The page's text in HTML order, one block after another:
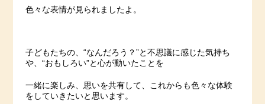
色々な表情が見られましたよ。
子どもたちの、“なんだろう？”と不思議に感じた気持ち
や、“おもしろい”と心が動いたことを
一緒に楽しみ、思いを共有して、これからも色々な体験
をしていきたいと思います。